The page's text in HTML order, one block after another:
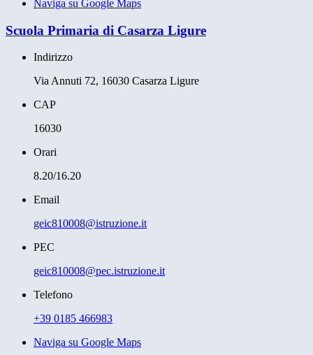
Naviga su Google Maps
Scuola Primaria di Casarza Ligure
Indirizzo
Via Annuti 72, 16030 Casarza Ligure
CAP
16030
Orari
8.20/16.20
Email
geic810008@istruzione.it
PEC
geic810008@pec.istruzione.it
Telefono
+39 0185 466983
Naviga su Google Maps